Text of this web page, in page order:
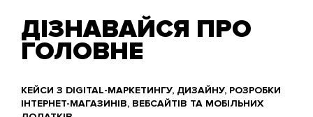
ДІЗНАВАЙСЯ ПРО
ГОЛОВНЕ
КЕЙСИ З DIGITAL-МАРКЕТИНГУ, ДИЗАЙНУ, РОЗРОБКИ
ІНТЕРНЕТ-МАГАЗИНІВ, ВЕБСАЙТІВ ТА МОБІЛЬНИХ